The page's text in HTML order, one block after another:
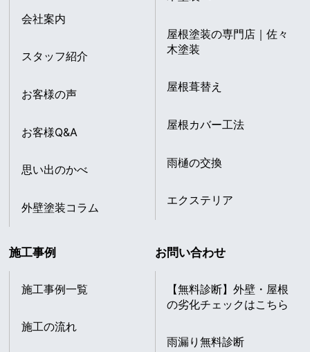
会社案内
スタッフ紹介
お客様の声
お客様Q&A
思い出のかべ
外壁塗装コラム
屋根塗装の専門店｜佐々
木塗装
屋根葺替え
屋根カバー工法
雨樋の交換
エクステリア
施工事例
施工事例一覧
施工の流れ
お問い合わせ
【無料診断】外壁・屋根
の劣化チェックはこちら
雨漏り無料診断